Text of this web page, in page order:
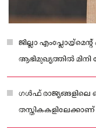
ജില്ലാ
ആഭിമുഖ്യത്തിൽ
ഗൾഫ് രാജ്യങ്ങളിലെ
തസ്തികകളിലേക്കാണ്